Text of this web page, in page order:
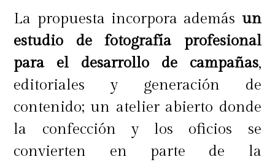
La propuesta incorpora además un
estudio de fotografía profesional
para el desarrollo de campañas,
editoriales y generación de
contenido; un atelier abierto donde
la confección y los oficios se
convierten en parte de la